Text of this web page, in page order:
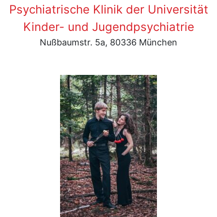
Psychiatrische Klinik der Universität
Kinder- und Jugendpsychiatrie
Nußbaumstr. 5a, 80336 München